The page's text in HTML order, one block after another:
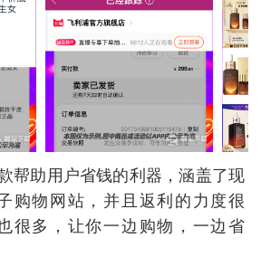
帮助用户省钱的利器，涵盖了现
购物网站，并且返利的力度很
很多，让你一边购物，一边省